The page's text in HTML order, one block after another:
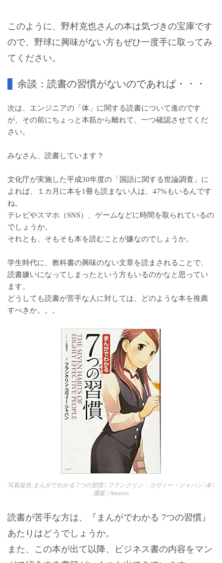
このように、野村克也さんの本は気づきの宝庫です
ので、野球に興味がない方もぜひ一度手に取ってみ
てください。
余談：読書の習慣がないのであれば・・・
次は、エンジニアの「体」に関する読書について進のです
が、その前にちょっと本筋から離れて、一つ確認させてくだ
さい。
みなさん、読書しています？
文化庁が実施した平成30年度の「 国語に関する世論調査 」に
よれば、１カ月に本を1冊も読まない人は、47%もいるんです
ね。
テレビやスマホ（SNS）、ゲームなどに時間を取られているの
でしょうか。
それとも、そもそも本を読むことが嫌なのでしょうか。
学生時代に、教科書の興味のない文章を読まされることで、
読書嫌いになってしまったという方もいるのかなと思ってい
ます。
どうしても読書が苦手な人に対しては、どのような本を推薦
すべきか。。。
写真提供: まんがでわかる 7つの習慣 | フランクリン・コヴィー・ジャパン |本 |
通販 | Amazon
読書が苦手な方は、『まんがでわかる 7つの習慣』
あたりはどうでしょうか。
また、この本が出て以降、ビジネス書の内容をマン